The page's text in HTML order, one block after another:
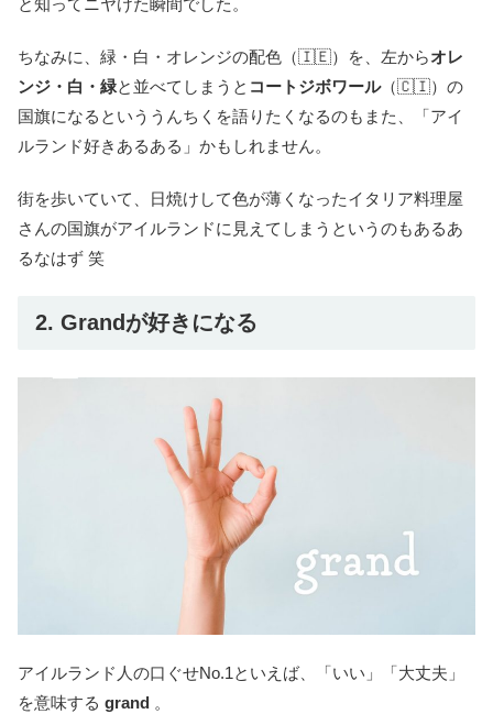
と知ってニヤけた瞬間でした。
ちなみに、緑・白・オレンジの配色（🇮🇪）を、左からオレ
ンジ・白・緑と並べてしまうと コートジボワール（🇨🇮）の
国旗になるといううんちくを語りたくなるのもまた、「アイ
ルランド好きあるある」かもしれません。
街を歩いていて、日焼けして色が薄くなったイタリア料理屋
さんの国旗がアイルランドに見えてしまうというのもあるあ
るなはず 笑
2. Grandが好きになる
アイルランド人の口ぐせNo.1といえば、「いい」「大丈夫」
を意味する grand 。